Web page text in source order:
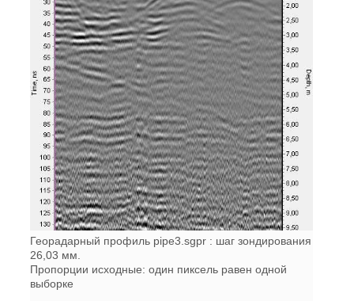
Георадарный профиль pipe3.sgpr : шаг зондирования
26,03 мм.
Пропорции исходные: один пиксель равен одной
выборке